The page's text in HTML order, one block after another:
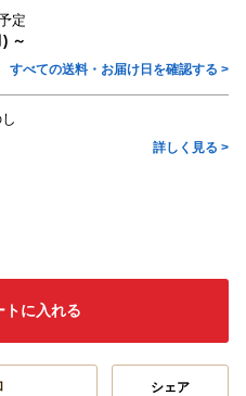
定
～
すべての送料・お届け日を確認する >
詳しく見る >
トに入れる
シェア